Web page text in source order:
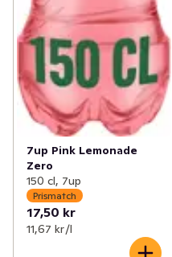
7up Pink Lemonade
Zero
150 cl, 7up
Prismatch
17,50 kr
11,67 kr /l